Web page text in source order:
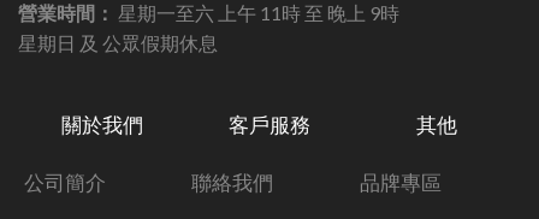
營業時間： 星期一至六 上午 11時 至 晚上 9時
星期日 及 公眾假期休息
關於我們
公司簡介
客戶服務
聯絡我們
其他
品牌專區